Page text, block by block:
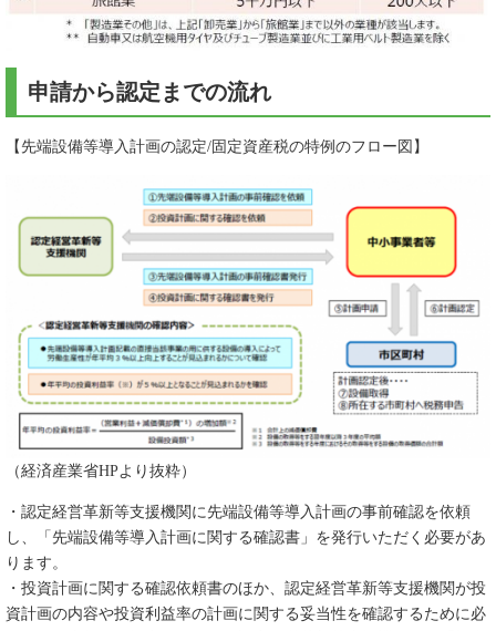
申請から認定までの流れ
【先端設備等導入計画の認定/固定資産税の特例のフロー図】
（経済産業省HPより抜粋）
・認定経営革新等支援機関に先端設備等導入計画の事前確認を依頼
し、「先端設備等導入計画に関する確認書」を発行いただく必要があ
ります。
・投資計画に関する確認依頼書のほか、認定経営革新等支援機関が投
資計画の内容や投資利益率の計画に関する妥当性を確認するために必